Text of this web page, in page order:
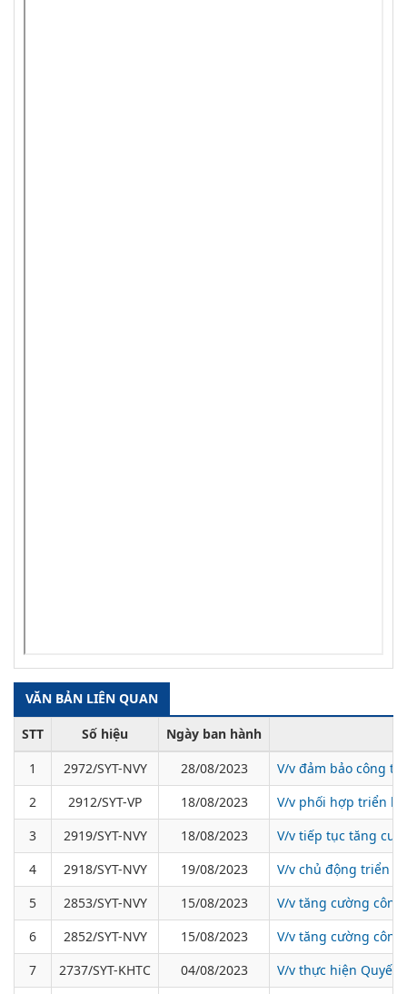
VĂN BẢN LIÊN QUAN
STT Số hiệu
Ngày ban hành
1
2972/SYT-NVY 28/08/2023
V/v đảm bảo công
2
2912/SYT-VP 18/08/2023
V/v phối hợp triển
3
2919/SYT-NVY 18/08/2023
V/v tiếp tục tăng
4
2918/SYT-NVY 19/08/2023
V/v chủ động triển
5
2853/SYT-NVY 15/08/2023
V/v tăng cường
6
2852/SYT-NVY 15/08/2023
V/v tăng cường
7
2737/SYT-KHTC 04/08/2023 V/v thực hiện Quyết